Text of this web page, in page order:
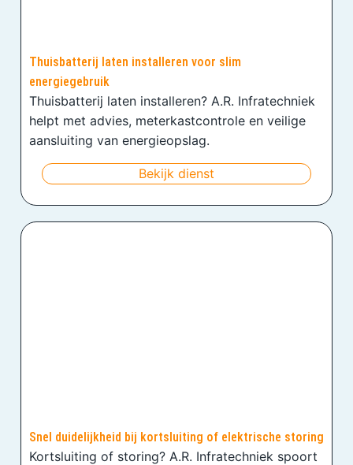
Thuisbatterij laten installeren voor slim
energiegebruik
Thuisbatterij laten installeren? A.R. Infratechniek
helpt met advies, meterkastcontrole en veilige
aansluiting van energieopslag.
Bekijk dienst
Snel duidelijkheid bij kortsluiting of elektrische storing
Kortsluiting of storing? A.R. Infratechniek spoort